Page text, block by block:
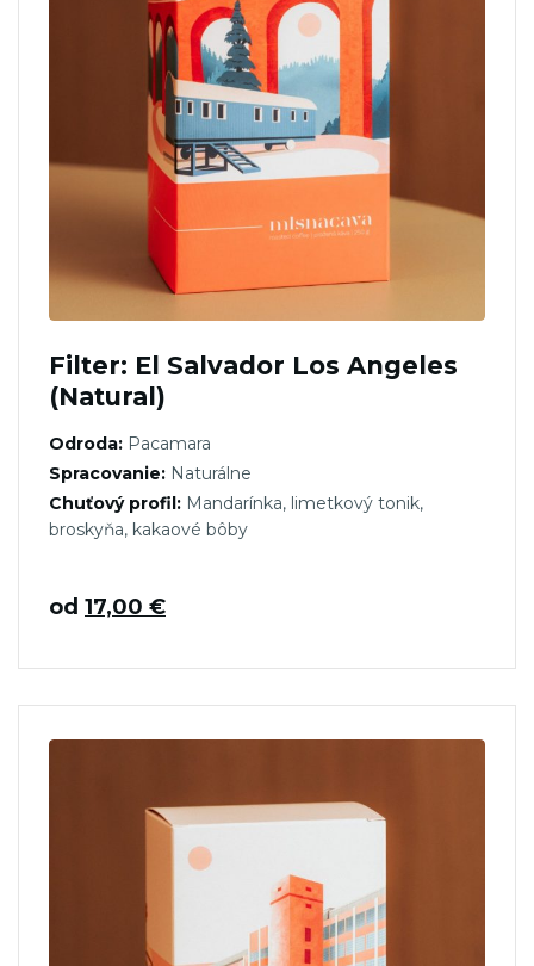
Filter: El Salvador Los Angeles
(Natural)
Odroda: Pacamara
Spracovanie: Naturálne
Chuťový profil: Mandarínka, limetkový tonik,
broskyňa, kakaové bôby
od 17,00 €